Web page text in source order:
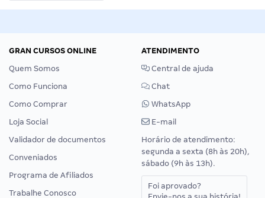
GRAN CURSOS ONLINE
Quem Somos
Como Funciona
Como Comprar
Loja Social
Validador de documentos
Conveniados
Programa de Afiliados
Trabalhe Conosco
ATENDIMENTO
Central de ajuda
Chat
WhatsApp
E-mail
Horário de atendimento:
segunda a sexta (8h às 20h),
sábado (9h às 13h).
Foi aprovado?